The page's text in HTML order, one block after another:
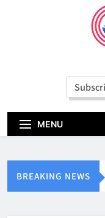
MENU
BREAKING NEWS